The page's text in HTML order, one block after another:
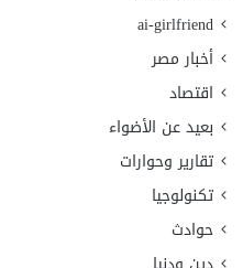
ai-girlfriend
أخبار مصر
اقتصاد
بعيد عن الأضواء
تقارير وحوارات
تكنولوجيا
حوادث